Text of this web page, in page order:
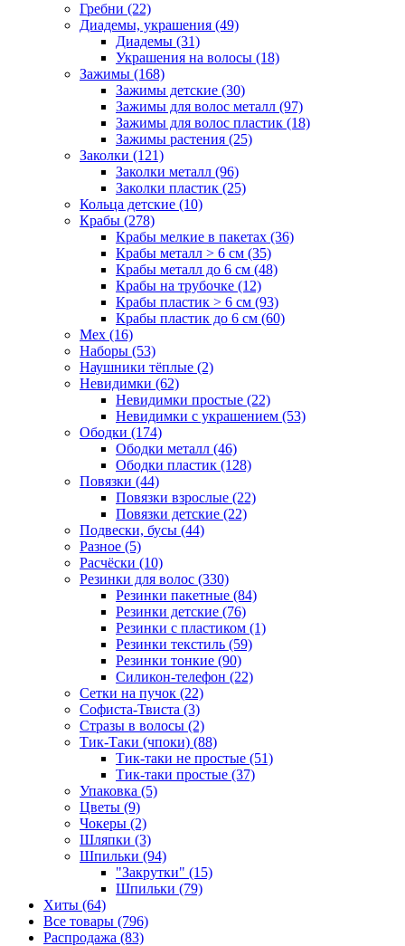
Гребни (22)
Диадемы, украшения (49)
Диадемы (31)
Украшения на волосы (18)
Зажимы (168)
Зажимы детские (30)
Зажимы для волос металл (97)
Зажимы для волос пластик (18)
Зажимы растения (25)
Заколки (121)
Заколки металл (96)
Заколки пластик (25)
Кольца детские (10)
Крабы (278)
Крабы мелкие в пакетах (36)
Крабы металл > 6 см (35)
Крабы металл до 6 см (48)
Крабы на трубочке (12)
Крабы пластик > 6 см (93)
Крабы пластик до 6 см (60)
Мех (16)
Наборы (53)
Наушники тёплые (2)
Невидимки (62)
Невидимки простые (22)
Невидимки с украшением (53)
Ободки (174)
Ободки металл (46)
Ободки пластик (128)
Повязки (44)
Повязки взрослые (22)
Повязки детские (22)
Подвески, бусы (44)
Разное (5)
Расчёски (10)
Резинки для волос (330)
Резинки пакетные (84)
Резинки детские (76)
Резинки с пластиком (1)
Резинки текстиль (59)
Резинки тонкие (90)
Силикон-телефон (22)
Сетки на пучок (22)
Софиста-Твиста (3)
Стразы в волосы (2)
Тик-Таки (чпоки) (88)
Тик-таки не простые (51)
Тик-таки простые (37)
Упаковка (5)
Цветы (9)
Чокеры (2)
Шляпки (3)
Шпильки (94)
"Закрутки" (15)
Шпильки (79)
Хиты (64)
Все товары (796)
Распродажа (83)